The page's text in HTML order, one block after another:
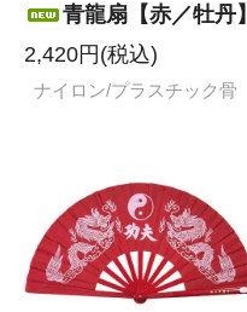
青龍扇【赤／牡丹】
2,420円(税込)
ナイロン/プラスチック骨